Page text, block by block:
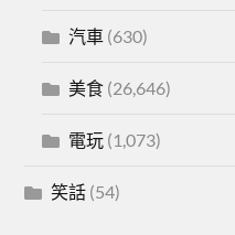
汽車 (630)
美食 (26,646)
電玩 (1,073)
笑話 (54)